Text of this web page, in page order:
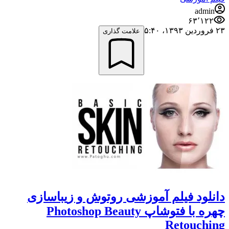
admin
۶۳٬۱۲۲
۲۳ فروردین ۱۳۹۳،‏ ۵:۴۰
علامت گذاری
دانلود فیلم آموزشی روتوش و زیباسازی
چهره با فتوشاپ Photoshop Beauty
Retouching